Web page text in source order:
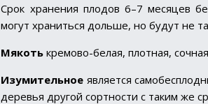
Срок хранения плодов 6–7 месяцев
могут храниться дольше, но будут не
Мякоть кремово-белая, плотная,
Изумительное является
деревья другой сортности с таким же